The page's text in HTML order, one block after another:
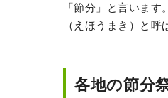
「節分」と言いま
（えほうまき）と
各地の節分